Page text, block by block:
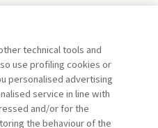
UE VERSO I
...
technical tools and
use profiling cookies or
personalised advertising
service in line with
and/or for the
the behaviour of the